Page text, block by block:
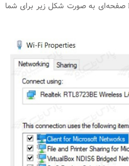
بعد از انتخاب گزینه Properties صفحه‌ای به صورت شکل زیر برای شما